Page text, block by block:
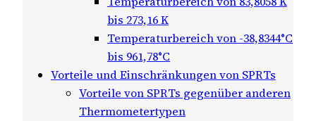
bis 273,16 K
Temperaturbereich von -38,8344°C
bis 961,78°C
Vorteile und Einschränkungen von SPRTs
Vorteile von SPRTs gegenüber anderen
Thermometertypen